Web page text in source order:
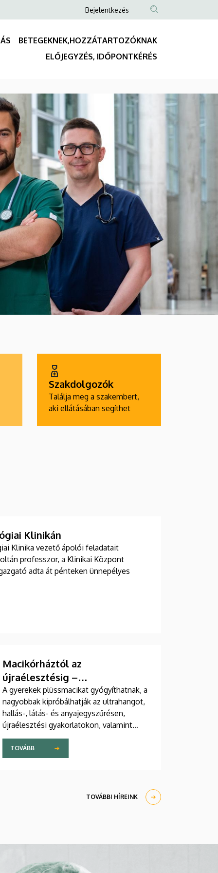
Anonim
fiók
menüje
Bejelentkezés
BETEGEKNEK,HOZZÁTARTOZÓKNAK
ELŐJEGYZÉS, IDŐPONTKÉRÉS
Szakdolgozók
Találja meg a szakembert,
aki ellátásában segíthet
Klinikán
Klinika vezető ápolói feladatait
professzor, a Klinikai Központ
adta át pénteken ünnepélyes
Macikórháztól az
újraélesztésig –
egészségprogramok a
Campuson
A gyerekek plüssmacikat gyógyíthatnak, a
nagyobbak kipróbálhatják az ultrahangot,
hallás-, látás- és anyajegyszűrésen,
újraélesztési gyakorlatokon, valamint
zeneterápiás és a mentális egészséget
támogató prevenciós foglalkozásokon is
részt vehetnek a július 22-én kezdődő
Általános Orvostudományi Kar sokszínű
Terápiás Központban.
TOVÁBB
TOVÁBBI HÍREINK